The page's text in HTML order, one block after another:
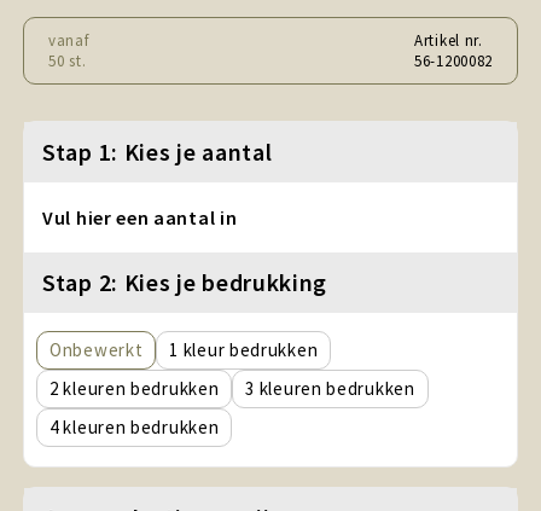
Textiel, Kleding en Caps
vanaf
50 st.
Artikel nr.
56-1200082
Stap 1: Kies je aantal
Vul hier een aantal in
Stap 2: Kies je bedrukking
Onbewerkt
1
2
3
4